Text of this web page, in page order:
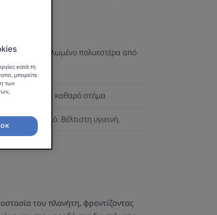
πλάκα
100% ανακυκλωμένο πολυεστέρα από
νήμα για ένα καθαρό στόμα
πλαστικό. Βέλτιστη υγιεινή.
του πλανήτη, φροντίζοντας
κατά τη
μπορείτε
των
OK